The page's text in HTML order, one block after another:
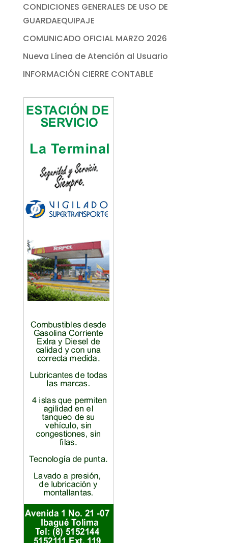
CONDICIONES GENERALES DE USO DE
GUARDAEQUIPAJE
COMUNICADO OFICIAL MARZO 2026
Nueva Línea de Atención al Usuario
INFORMACIÓN CIERRE CONTABLE